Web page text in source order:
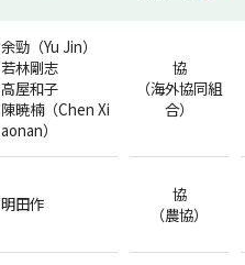
余勁（Yu Jin）
若林剛志
高屋和子
陳暁楠（Chen Xi
aonan）
協
（海外協同組
合）
明田作
協
（農協）